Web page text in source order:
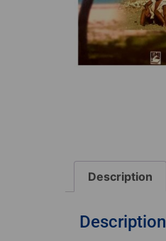
Description
Description